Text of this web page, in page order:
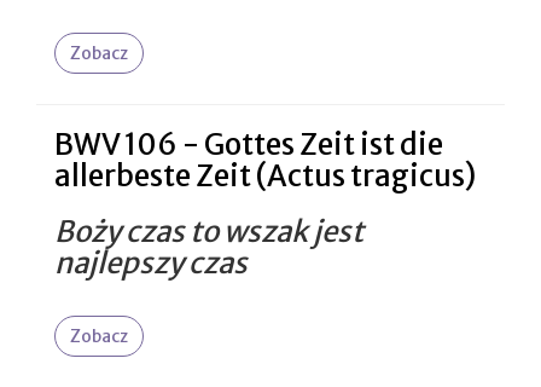
Zobacz
BWV 106 - Gottes Zeit ist die
allerbeste Zeit (Actus tragicus)
Boży czas to wszak jest
najlepszy czas
Zobacz